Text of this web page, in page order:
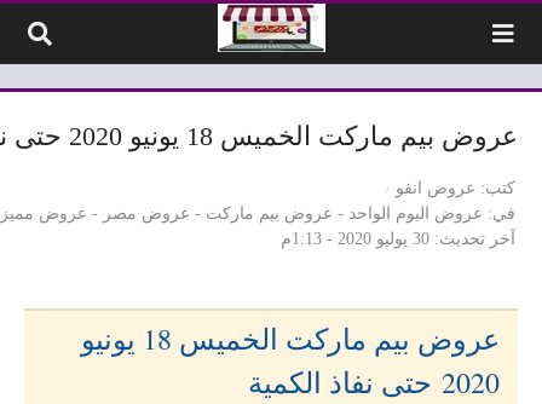
عروض بيم ماركت الخميس 18 يونيو 2020 حتى نفاذ الكمية
كتب
عروض انفو
في
عروض اليوم الواحد - عروض بيم ماركت - عروض مصر - عروض
آخر تحديث 30 يوليو 2020 - 1:13م
عروض بيم ماركت الخميس 18 يونيو
2020 حتى نفاذ الكمية